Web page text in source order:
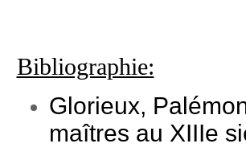
Bibliographie:
Glorieux,
maîtres au XIIIe